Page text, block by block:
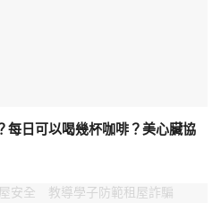
每日可以喝幾杯咖啡？美心臟協